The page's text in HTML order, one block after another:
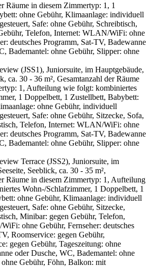
Räume in diesem Zimmertyp: 1, 1
ohne Gebühr, Klimaanlage: individuell
Safe: ohne Gebühr, Schreibtisch,
Telefon, Internet: WLAN/WiFi: ohne
deutsches Programm, Sat-TV, Badewanne
Bademantel: ohne Gebühr, Slipper: ohne
(JSS1), Juniorsuite, im Hauptgebäude,
ca. 30 - 36 m², Gesamtanzahl der Räume
1, Aufteilung wie folgt: kombiniertes
1 Doppelbett, 1 Zustellbett, Babybett:
ohne Gebühr, individuell
Safe: ohne Gebühr, Sitzecke, Sofa,
Telefon, Internet: WLAN/WiFi: ohne
deutsches Programm, Sat-TV, Badewanne
Bademantel: ohne Gebühr, Slipper: ohne
Terrace (JSS2), Juniorsuite, im
Seeblick, ca. 30 - 35 m²,
Räume in diesem Zimmertyp: 1, Aufteilung
Wohn-/Schlafzimmer, 1 Doppelbett, 1
ohne Gebühr, Klimaanlage: individuell
Safe: ohne Gebühr, Sitzecke,
Minibar: gegen Gebühr, Telefon,
ohne Gebühr, Fernseher: deutsches
Roomservice: gegen Gebühr,
gegen Gebühr, Tageszeitung: ohne
oder Dusche, WC, Bademantel: ohne
Gebühr, Föhn, Balkon: mit